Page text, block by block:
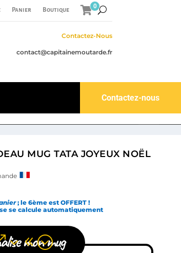
Panier Boutique
0
Contactez-Nous
contact@capitainemoutarde.fr
Contactez-nous
MUG TATA JOYEUX NOËL
; le 6ème est OFFERT !
se calcule automatiquement
mon mug